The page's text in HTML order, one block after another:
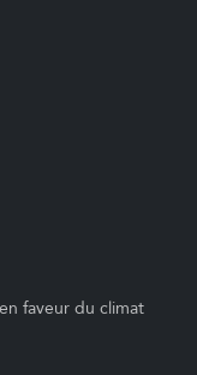
faveur du climat